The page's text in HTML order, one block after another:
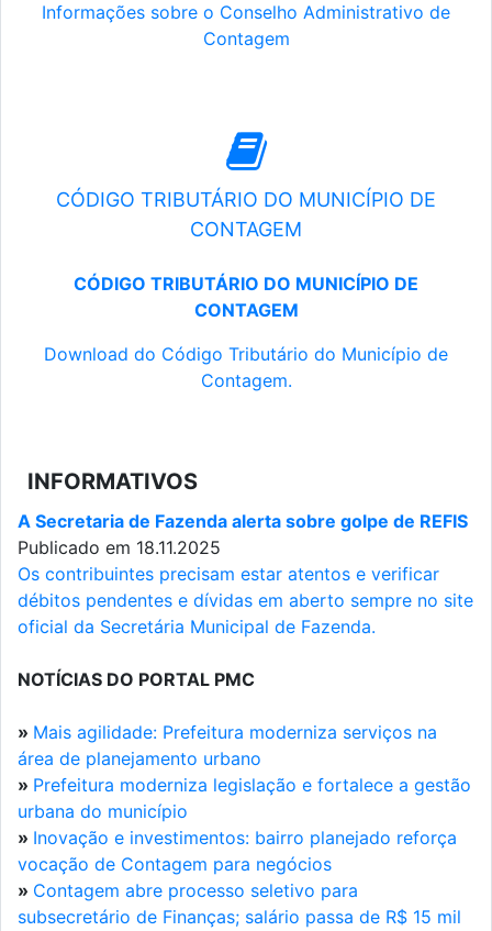
Informações sobre o Conselho Administrativo de
Contagem
CÓDIGO TRIBUTÁRIO DO MUNICÍPIO DE
CONTAGEM
CÓDIGO TRIBUTÁRIO DO MUNICÍPIO DE
CONTAGEM
Download do Código Tributário do Município de
Contagem.
INFORMATIVOS
A Secretaria de Fazenda alerta sobre golpe de REFIS
Publicado em 18.11.2025
Os contribuintes precisam estar atentos e verificar
débitos pendentes e dívidas em aberto sempre no site
oficial da Secretária Municipal de Fazenda.
NOTÍCIAS DO PORTAL PMC
» Mais agilidade: Prefeitura moderniza serviços na
área de planejamento urbano
» Prefeitura moderniza legislação e fortalece a gestão
urbana do município
» Inovação e investimentos: bairro planejado reforça
vocação de Contagem para negócios
» Contagem abre processo seletivo para
subsecretário de Finanças; salário passa de R$ 15 mil